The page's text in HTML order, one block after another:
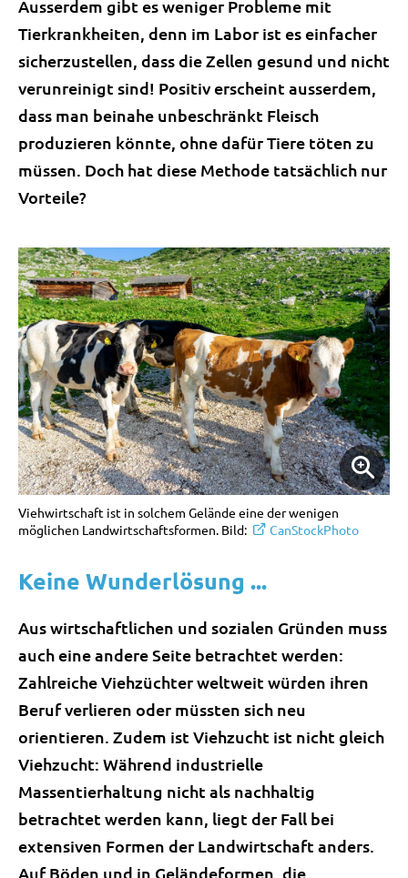
Ausserdem gibt es weniger Probleme mit
Tierkrankheiten, denn im Labor ist es einfacher
sicherzustellen, dass die Zellen gesund und nicht
verunreinigt sind! Positiv erscheint ausserdem,
dass man beinahe unbeschränkt Fleisch
produzieren könnte, ohne dafür Tiere töten zu
müssen. Doch hat diese Methode tatsächlich nur
Vorteile?
Viehwirtschaft ist in solchem Gelände eine der wenigen
möglichen Landwirtschaftsformen. Bild:
CanStockPhoto
Keine Wunderlösung ...
Aus wirtschaftlichen und sozialen Gründen muss
auch eine andere Seite betrachtet werden:
Zahlreiche Viehzüchter weltweit würden ihren
Beruf verlieren oder müssten sich neu
orientieren. Zudem ist Viehzucht ist nicht gleich
Viehzucht: Während industrielle
Massentierhaltung nicht als nachhaltig
betrachtet werden kann, liegt der Fall bei
extensiven Formen der Landwirtschaft anders.
Auf Böden und in Geländeformen, die